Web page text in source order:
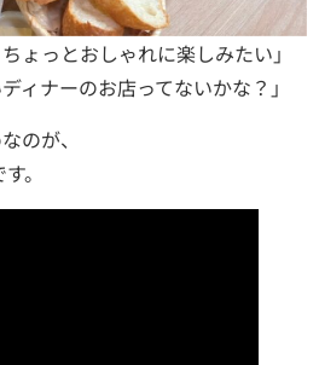
ょっとおしゃれに楽しみたい」
ィナーのお店ってないかな？」
のが、
。